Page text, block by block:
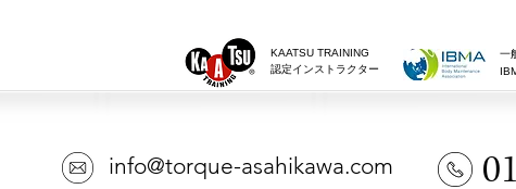
​KAATSU TRAINING
認定インストラクター​
一
info@torque-asahikawa.com